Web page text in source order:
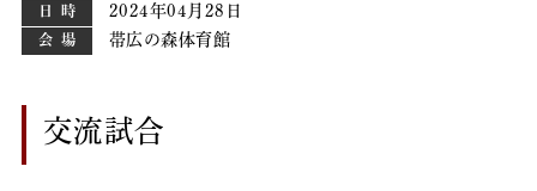
日時 2024年04月28日
会場 帯広の森体育館
交流試合